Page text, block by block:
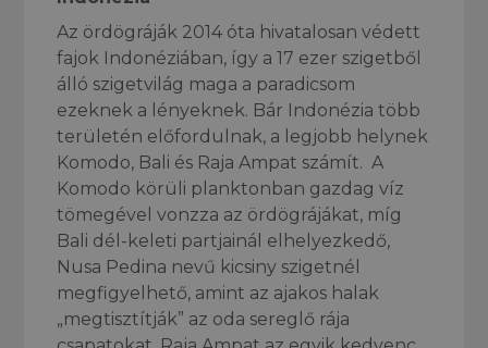
Az ördögráják 2014 óta hivatalosan védett
fajok Indonéziában, így a 17 ezer szigetből
álló szigetvilág maga a paradicsom
ezeknek a lényeknek. Bár Indonézia több
területén előfordulnak, a legjobb helynek
Komodo, Bali és Raja Ampat számít. A
Komodo körüli planktonban gazdag víz
tömegével vonzza az ördögrájákat, míg
Bali dél-keleti partjainál elhelyezkedő,
Nusa Pedina nevű kicsiny szigetnél
megfigyelhető, amint az ajakos halak
„megtisztítják” az oda sereglő rája